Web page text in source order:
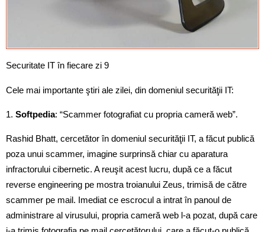
Securitate IT în fiecare zi 9
Cele mai importante ştiri ale zilei, din domeniul securităţii IT:
1. Softpedia: “Scammer fotografiat cu propria cameră web”.
Rashid Bhatt, cercetător în domeniul securităţii IT, a făcut publică
poza unui scammer, imagine surprinsă chiar cu aparatura
infractorului cibernetic. A reuşit acest lucru, după ce a făcut
reverse engineering pe mostra troianului Zeus, trimisă de către
scammer pe mail. Imediat ce escrocul a intrat în panoul de
administrare al virusului, propria cameră web l-a pozat, după care